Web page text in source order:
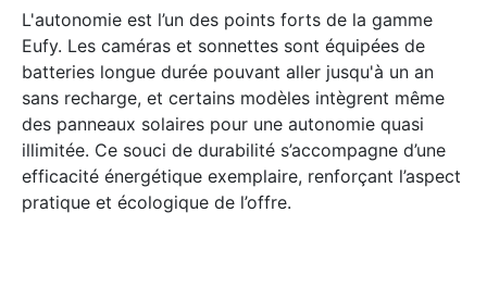
L'autonomie est l’un des points forts de la gamme
Eufy. Les caméras et sonnettes sont équipées de
batteries longue durée pouvant aller jusqu'à un an
sans recharge, et certains modèles intègrent même
des panneaux solaires pour une autonomie quasi
illimitée. Ce souci de durabilité s’accompagne d’une
efficacité énergétique exemplaire, renforçant l’aspect
pratique et écologique de l’offre.